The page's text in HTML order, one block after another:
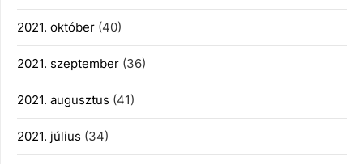
2021. október (40)
2021. szeptember (36)
2021. augusztus (41)
2021. július (34)